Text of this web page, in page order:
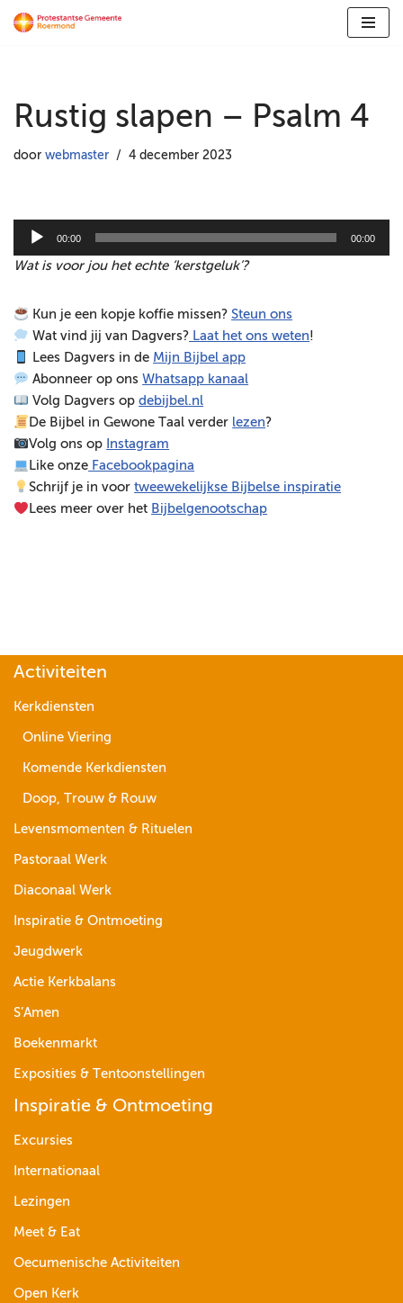
inhoud
Rustig slapen – Psalm 4
door webmaster 4 december 2023
d
o
s
p
e
l
e
r
00:00 00:00
Wat is voor jou het echte ‘kerstgeluk’?
Kun je een kopje koffie missen?Steun ons
Wat vind jij van Dagvers? Laat het ons weten!
Lees Dagvers in de Mijn Bijbel app
Abonneer op onsWhatsapp kanaal
Volg Dagvers opdebijbel.nl
De Bijbel in Gewone Taal verder lezen?
Volg ons op Instagram
Like onze Facebookpagina
Schrijf je in voortweewekelijkse Bijbelse inspiratie
Lees meer over het Bijbelgenootschap
Activiteiten
Kerkdiensten
Online Viering
Komende Kerkdiensten
Doop, Trouw & Rouw
Levensmomenten & Rituelen
Pastoraal Werk
Diaconaal Werk
Inspiratie & Ontmoeting
Jeugdwerk
Actie Kerkbalans
S’Amen
Boekenmarkt
Exposities & Tentoonstellingen
Inspiratie & Ontmoeting
Excursies
Internationaal
Lezingen
Meet & Eat
Oecumenische Activiteiten
Open Kerk